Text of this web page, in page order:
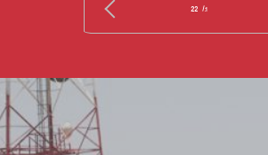
1
/ 22